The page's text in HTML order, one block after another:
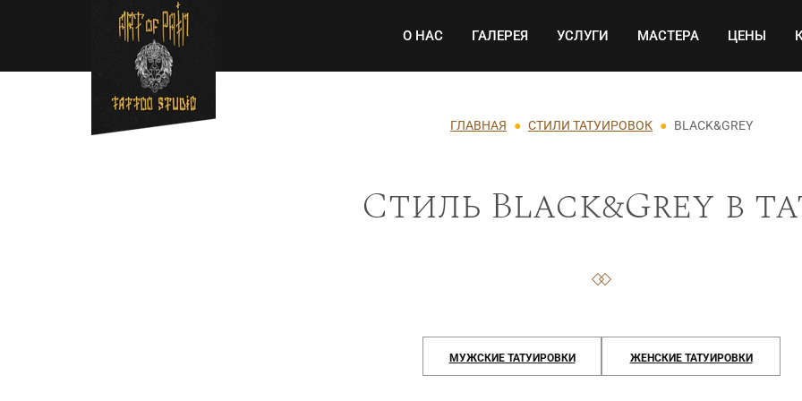
Перейти к основному содержанию Основная навигация
О НАС ГАЛЕРЕЯ УСЛУГИ МАСТЕРА ЦЕНЫ
Строка навигации ГЛАВНАЯ СТИЛИ ТАТУИРОВОК BLACK&GREY
Стиль Black&Grey в
МУЖСКИЕ ТАТУИРОВКИ ЖЕНСКИЕ ТАТУИРОВКИ